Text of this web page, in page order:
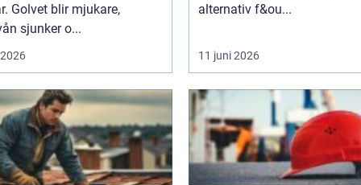
Golvet blir mjukare,
sjunker o...
alternativ f&ou...
11 juni 2026